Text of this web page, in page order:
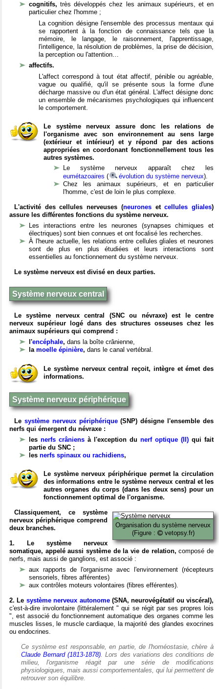
cognitifs,très développés chez les animaux supérieurs, et en
particulier chez l'homme ;
La cognition désigne l'ensemble des processus mentaux qui
se rapportent à la fonction de connaissance tels que la
mémoire, le langage, le raisonnement, l'apprentissage,
l'intelligence, la résolution de problèmes, la prise de décision,
la perception ou l'attention…
affectifs.
L'affect correspond à tout état affectif, pénible ou agréable,
vague ou qualifié, qu'il se présente sous la forme d'une
décharge massive ou d'un état général. L'affect désigne donc
un ensemble de mécanismes psychologiques qui influencent
le comportement.
Le système nerveux assure donc les relations de
l'organisme avec son environnement au sens large
(extérieur et intérieur) et y répond par des actions
appropriées en coordonant fonctionnellement tous les
autres systèmes.
Le système nerveux apparaît chez les
eumétazoaires ( évolution du système nerveux).
Chez les animaux supérieurs, et en particulier
l'homme, c'est de loin le plus complexe.
L'activité des cellules nerveuses (neuronesetcellules gliales)
assure les différentes fonctions du système nerveux.
Les interactions entre les neurones (synapses chimiques et
électriques) sont bien connues et ont focalisé les recherches.
À l'heure actuelle, les relations entre cellules gliales et neurones
sont de plus en plus étudiées et leurs interactions sont
essentielles au fonctionnement du système nerveux.
Le système nerveux est divisé en deux parties.
Système nerveux central
Le système nerveux central (SNC ou névraxe) est le centre
nerveux supérieur logé dans des structures osseuses chez les
animaux supérieurs qui comprend :
l'encéphale, dans la boîte crânienne,
la moelle épinière, dans le canal vertébral.
Le système nerveux central reçoit, intègre et émet des
informations.
Système nerveux périphérique
Le système nerveux périphérique(SNP) désigne l'ensemble des
nerfs qui émergent du névraxe :
les nerfs crâniens à l'exception du nerf optique (II) qui fait
partie du SNC ;
les nerfs spinaux ou rachidiens,
Le système nerveux périphérique permet la circulation
des informations entre le système nerveux central et les
autres organes du corps (dans les deux sens) pour un
fonctionnement optimal de l'organisme.
Organisation du système nerveux
(Figure :
vetopsy.fr)
Classiquement, ce système
nerveux périphérique comprend
deux branches.
1. Le système nerveux
somatique, appelé aussi système de la vie de relation, composé de
nerfs, mais aussi de ganglions, est associé :
aux rapports de l'organisme avec l'environnement (récepteurs
sensoriels, fibres afférentes)
aux contrôles moteurs volontaires (fibres efférentes).
2. Le système nerveux autonome(SNA, neurovégétatif ou viscéral),
c'est-à-dire involontaire (littéralement " qui se régit par ses propres lois
", est associé du fonctionnement automatique des organes comme les
muscles lisses, le muscle cardiaque, la majorité des glandes exocrines
ou endocrines.
Ce système est responsable, en partie, de l'homéostasie, chère à
Claude Bernard (1813-1878). Lors des variations des conditions de
milieu, l'organisme réagit par une série de modifications
physiologiques, mais aussi comportementales, qui lui permettent de
retrouver son équilibre.